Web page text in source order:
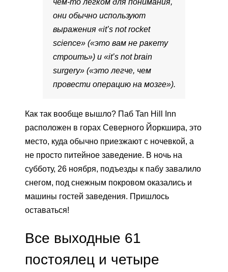
чем-то легком для понимания,
они обычно используют
выражения «it’s not rocket
science» («это вам не ракету
строить») и «it’s not brain
surgery» («это легче, чем
провести операцию на мозге»).
Как так вообще вышло? Паб Tan Hill Inn
расположен в горах Северного Йоркшира, это
место, куда обычно приезжают с ночевкой, а
не просто питейное заведение. В ночь на
субботу, 26 ноября, подъезды к пабу завалило
снегом, под снежным покровом оказались и
машины гостей заведения. Пришлось
оставаться!
Все выходные 61
постоялец и четыре